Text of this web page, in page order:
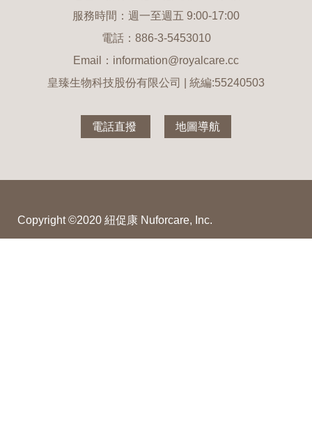
服務時間：週一至週五 9:00-17:00
電話：886-3-5453010
Email：information@royalcare.cc
皇臻生物科技股份有限公司 | 統編:55240503
電話直撥 地圖導航
Copyright ©2020 紐促康 Nuforcare, Inc.